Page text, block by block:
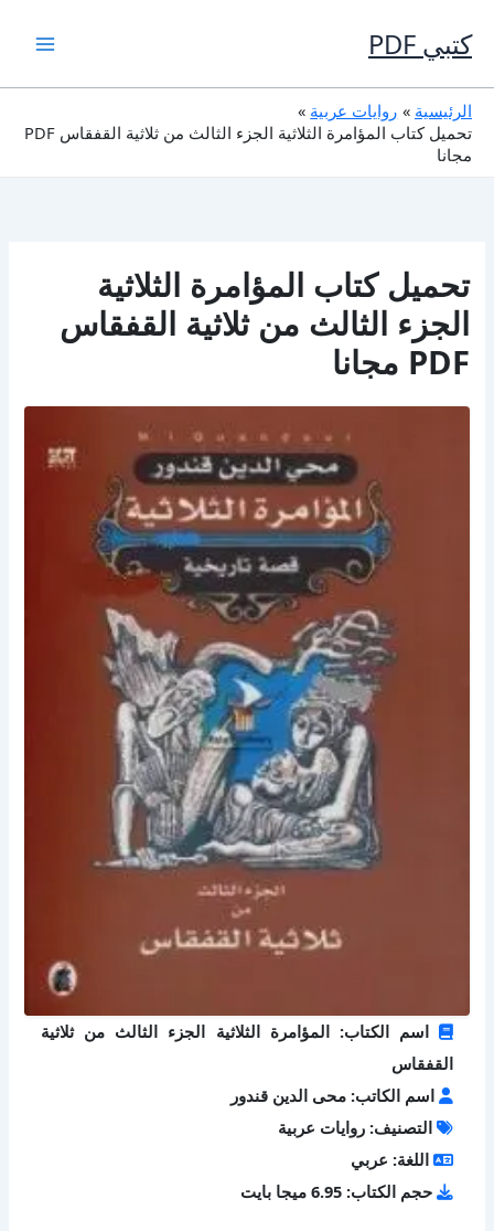
إلى
المحتوى
كتبي PDF
الرئيسية
روايات عربية
تحميل كتاب المؤامرة الثلاثية الجزء الثالث من ثلاثية القفقاس PDF
مجانا
تحميل كتاب المؤامرة الثلاثية
الجزء الثالث من ثلاثية القفقاس
PDF مجانا
اسم الكتاب: المؤامرة الثلاثية الجزء الثالث من ثلاثية
القفقاس
اسم الكاتب: محى الدين قندور
التصنيف: روايات عربية
اللغة: عربي
حجم الكتاب: 6.95 ميجا بايت